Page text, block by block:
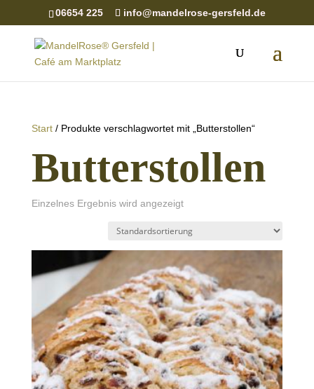
06654 225 info@mandelrose-gersfeld.de
Start/ Produkte verschlagwortet mit „Butterstollen“
Butterstollen
Einzelnes Ergebnis wird angezeigt